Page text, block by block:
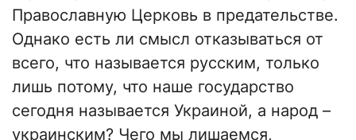
Православную Церковь в предательстве.
Однако есть ли смысл отказываться от
всего, что называется русским, только
лишь потому, что наше государство
сегодня называется Украиной, а народ –
украинским? Чего мы лишаемся,